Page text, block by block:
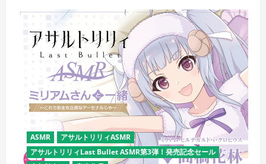
の
ォ
ー
リ
ム
ASMR
久
奈
浜
学
院
編
01-
03
セ
ッ
ASMR
アサルトリリィASMR
アサルトリリィLast Bullet ASMR第3弾！発売記念セール